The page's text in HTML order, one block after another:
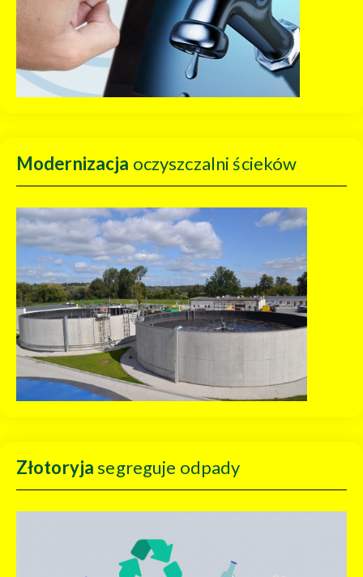
Modernizacja oczyszczalni ścieków
Złotoryjasegreguje odpady